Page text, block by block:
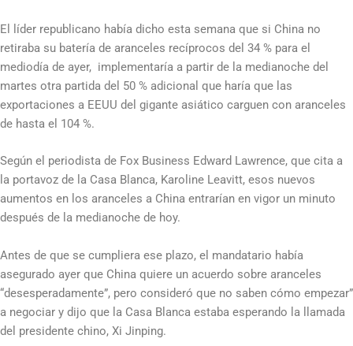
El líder republicano había dicho esta semana que si China no
retiraba su batería de aranceles recíprocos del 34 % para el
mediodía de ayer, implementaría a partir de la medianoche del
martes otra partida del 50 % adicional que haría que las
exportaciones a EEUU del gigante asiático carguen con aranceles
de hasta el 104 %.
Según el periodista de Fox Business Edward Lawrence, que cita a
la portavoz de la Casa Blanca, Karoline Leavitt, esos nuevos
aumentos en los aranceles a China entrarían en vigor un minuto
después de la medianoche de hoy.
Antes de que se cumpliera ese plazo, el mandatario había
asegurado ayer que China quiere un acuerdo sobre aranceles
“desesperadamente”, pero consideró que no saben cómo empezar”
a negociar y dijo que la Casa Blanca estaba esperando la llamada
del presidente chino, Xi Jinping.